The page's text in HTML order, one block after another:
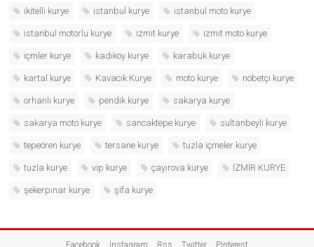
ikitelli kurye istanbul kurye istanbul moto kurye
istanbul motorlu kurye izmit kurye izmit moto kurye
içmler kurye kadıköy kurye karabük kurye
kartal kurye Kavacık Kurye moto kurye nöbetçi kurye
orhanlı kurye pendik kurye sakarya kurye
sakarya moto kurye sancaktepe kurye sultanbeyli kurye
tepeören kurye tersane kurye tuzla içmeler kurye
tuzla kurye vip kurye çayırova kurye İZMİR KURYE
şekerpınar kurye şifa kurye
Facebook İnstagram Rss Twitter Pinterest